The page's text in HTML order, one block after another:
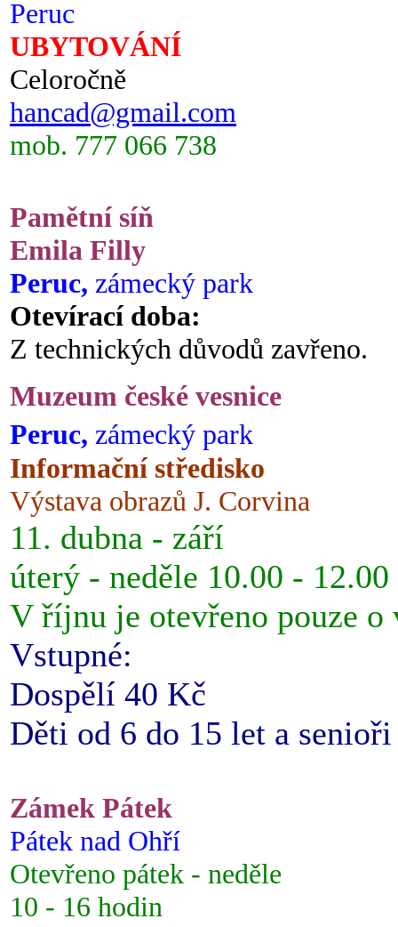
Peruc
UBYTOVÁNÍ
Celoročně
hancad@gmail.com
mob. 777 066 738
Pamětní síň
Emila Filly
Peruc, zámecký park
Otevírací doba:
Z technických důvodů zavřeno.
Muzeum české vesnice
Peruc, zámecký park
Informační středisko
Výstava obrazů J. Corvina
11. dubna - září
úterý - neděle 10.00 -
V říjnu je otevřeno pouze o
Vstupné:
Dospělí 40 Kč
Děti od 6 do 15 let a
Zámek Pátek
Pátek nad Ohří
Otevřeno pátek - neděle
10 - 16 hodin